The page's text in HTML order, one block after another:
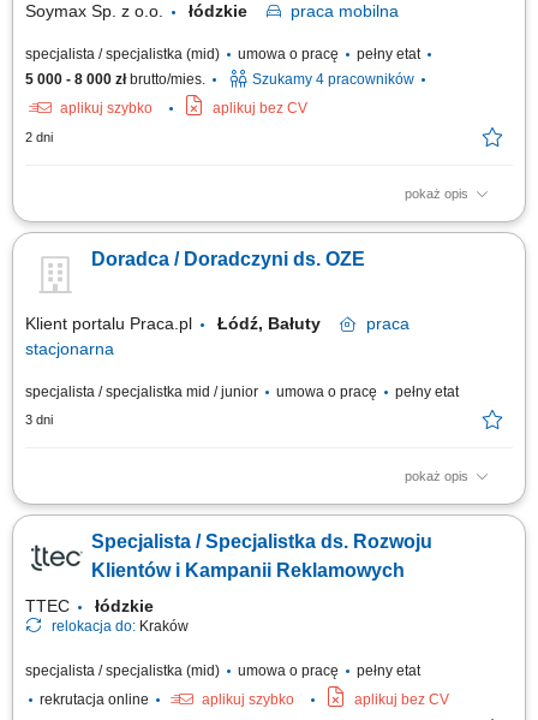
Soymax Sp. z o.o. łódzkie praca mobilna
specjalista / specjalistka (mid) umowa o pracę
pełny etat
5 000 - 8 000 złbrutto/mies.
Szukamy 4 pracowników
aplikuj szybko
aplikuj bez CV
2 dni
pokaż opis
Poszukujemy Konsultantów ds. Żywienia w kilku lokalizacjach w Polsce.
powierzonym terenie. Pozyskiwanie nowych klientów oraz rozwijanie
współpracy z obecnymi partnerami. Budowanie długofalowych relacji z
Doradca / Doradczyni ds. OZE
Klient portalu Praca.pl Łódź, Bałuty
praca
stacjonarna
specjalista / specjalistka mid / junior umowa o pracę pełny etat
3 dni
pokaż opis
Diagnozowanie potrzeb klientów w celu doboru optymalnych systemów
z zakresu odnawialnych źródeł energii. Tworzenie trwałych relacji z
kontrahentami przy wykorzystaniu systemów lojalnościowych.
Specjalista / Specjalistka ds. Rozwoju
Klientów i Kampanii Reklamowych
TTEC łódzkie
relokacja do: Kraków
specjalista / specjalistka (mid) umowa o pracę
pełny etat
rekrutacja online
aplikuj szybko aplikuj bez CV